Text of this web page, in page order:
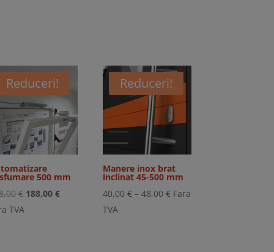
Reduceri!
500 mm
€ Prețul
188,00€Prețul
TVA
Reduceri!
Manere inox brat
inclinat 45-500 mm
40,00€ – 48,00€Interval
Fara
TVA